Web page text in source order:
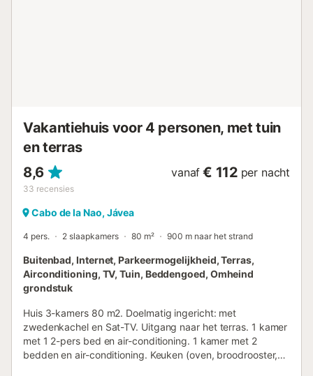
Vakantiehuis voor 4 personen, met tuin
en terras
8,6
33 recensies
vanaf € 112 per nacht
Cabo de la Nao, Jávea
4 pers. 2 slaapkamers 80 m² 900 m naar het strand
Buitenbad, Internet, Parkeermogelijkheid, Terras,
Airconditioning, TV, Tuin, Beddengoed, Omheind
grondstuk
Huis 3-kamers 80 m2. Doelmatig ingericht: met
zwedenkachel en Sat-TV. Uitgang naar het terras. 1 kamer
met 1 2-pers bed en air-conditioning. 1 kamer met 2
bedden en air-conditioning. Keuken (oven, broodrooster,